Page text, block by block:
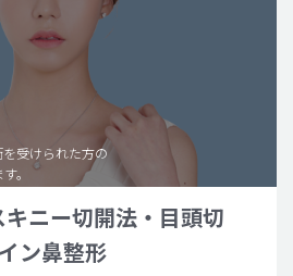
受けられた方の
。
ニー切開法・目頭切
ン鼻整形